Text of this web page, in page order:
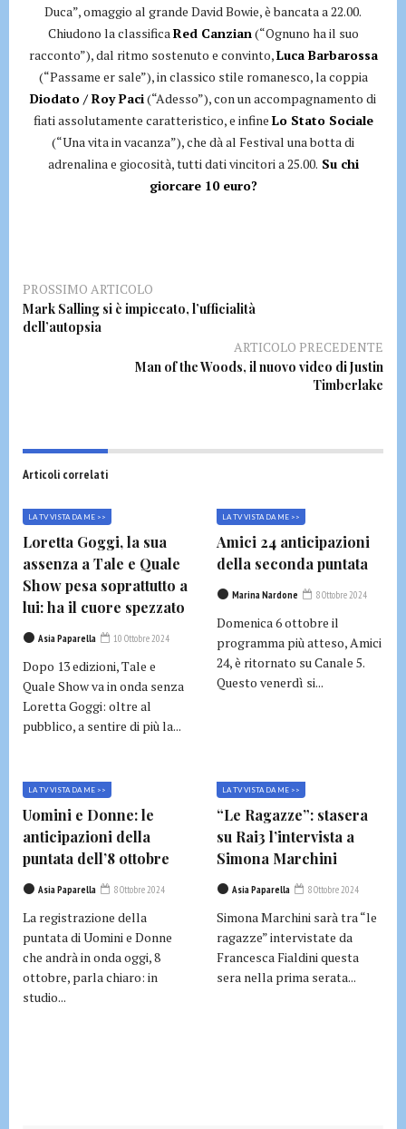
Duca”, omaggio al grande David Bowie, è bancata a 22.00.
Chiudono la classificaRed Canzian(“Ognuno ha il suo
racconto”), dal ritmo sostenuto e convinto,Luca Barbarossa
(“Passame er sale”), in classico stile romanesco, la coppia
Diodato / Roy Paci(“Adesso”), con un accompagnamento di
fiati assolutamente caratteristico, e infine Lo Stato Sociale
(“Una vita in vacanza”), che dà al Festival una botta di
adrenalina e giocosità, tutti dati vincitori a 25.00. Su chi
giorcare 10 euro?
PROSSIMO ARTICOLO
Mark Salling si è impiccato, l’ufficialità
dell’autopsia
ARTICOLO PRECEDENTE
Man of the Woods, il nuovo video di Justin
Timberlake
Articoli correlati
LA TV VISTA DA ME >>
Loretta Goggi, la sua
assenza a Tale e Quale
Show pesa soprattutto a
lui: ha il cuore spezzato
Asia Paparella 10 Ottobre 2024
Dopo 13 edizioni, Tale e
Quale Show va in onda senza
Loretta Goggi: oltre al
pubblico, a sentire di più la...
LA TV VISTA DA ME >>
Amici 24 anticipazioni
della seconda puntata
Marina Nardone 8 Ottobre 2024
Domenica 6 ottobre il
programma più atteso, Amici
24, è ritornato su Canale 5.
Questo venerdì si...
LA TV VISTA DA ME >>
Uomini e Donne: le
anticipazioni della
puntata dell’8 ottobre
Asia Paparella 8 Ottobre 2024
La registrazione della
puntata di Uomini e Donne
che andrà in onda oggi, 8
ottobre, parla chiaro: in
studio...
LA TV VISTA DA ME >>
“Le Ragazze”: stasera
su Rai3 l’intervista a
Simona Marchini
Asia Paparella 8 Ottobre 2024
Simona Marchini sarà tra “le
ragazze” intervistate da
Francesca Fialdini questa
sera nella prima serata...